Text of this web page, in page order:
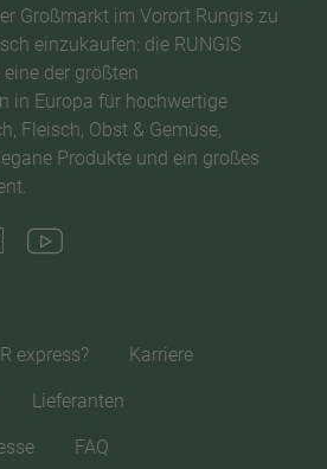
Großmarkt im Vorort Rungis zu
einzukaufen: die RUNGIS
der größten
in Europa für hochwertige
Fleisch, Obst & Gemüse,
Produkte und ein großes
express? Karriere
Lieferanten
FAQ